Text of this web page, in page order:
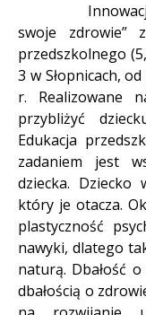
Innowacja pt.
swoje zdrowie”
przedszkolnego
3 w Słopnicach,
r. Realizowane
przybliżyć
Edukacja
zadaniem jest
dziecka.
który je otacza.
plastyczność
nawyki, dlatego
naturą. Dbałość
dbałością o